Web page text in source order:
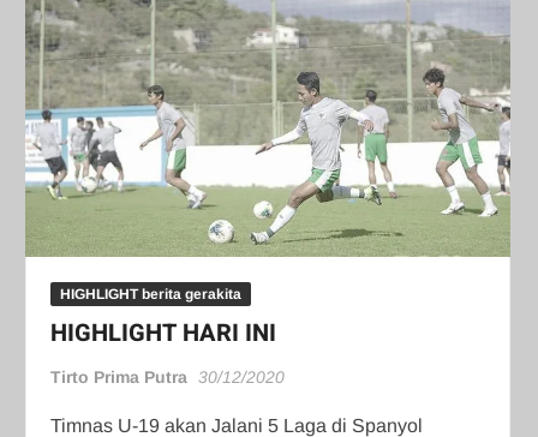
HIGHLIGHT berita gerakita
HIGHLIGHT HARI INI
Tirto Prima Putra 30/12/2020
Timnas U-19 akan Jalani 5 Laga di Spanyol